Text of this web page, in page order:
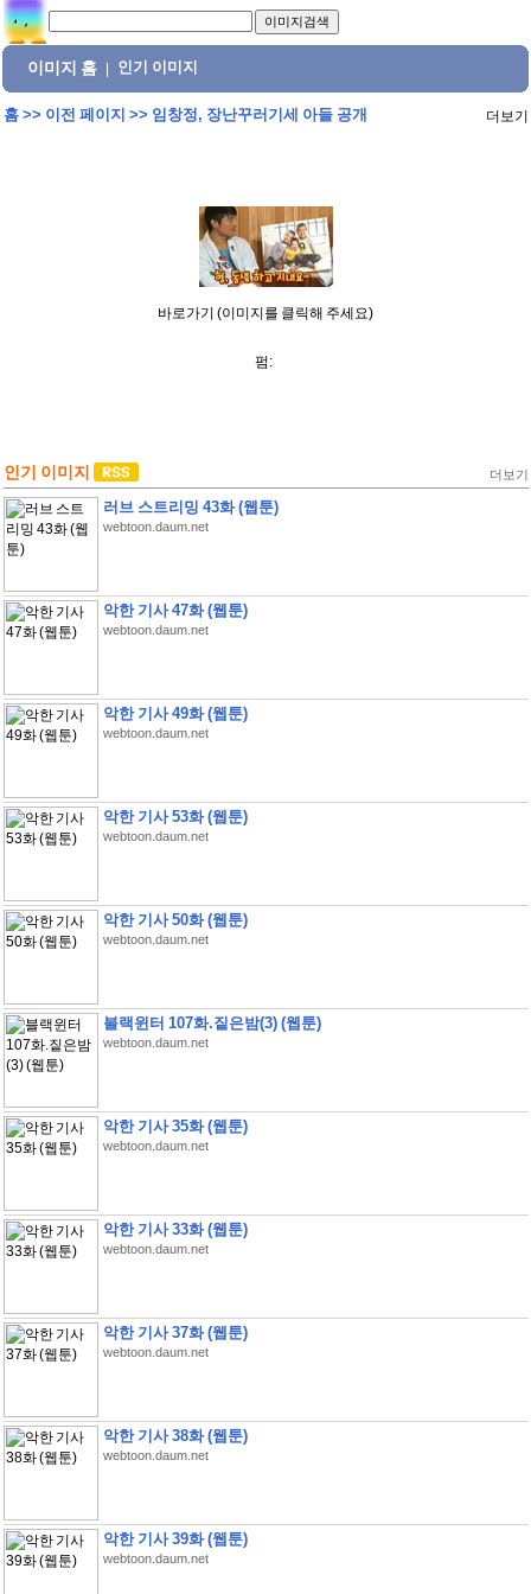
이미지 홈 인기 이미지
홈>> 이전 페이지 >> 임창정, 장난꾸러기세 아들 공개 더보기
바로가기 (이미지를 클릭해 주세요)
펌:
인기 이미지 더보기
러브 스트리밍 43화 (웹툰)
webtoon.daum.net
악한 기사 47화 (웹툰)
webtoon.daum.net
악한 기사 49화 (웹툰)
webtoon.daum.net
악한 기사 53화 (웹툰)
webtoon.daum.net
악한 기사 50화 (웹툰)
webtoon.daum.net
블랙윈터 107화.짙은밤(3) (웹툰)
webtoon.daum.net
악한 기사 35화 (웹툰)
webtoon.daum.net
악한 기사 33화 (웹툰)
webtoon.daum.net
악한 기사 37화 (웹툰)
webtoon.daum.net
악한 기사 38화 (웹툰)
webtoon.daum.net
악한 기사 39화 (웹툰)
webtoon.daum.net